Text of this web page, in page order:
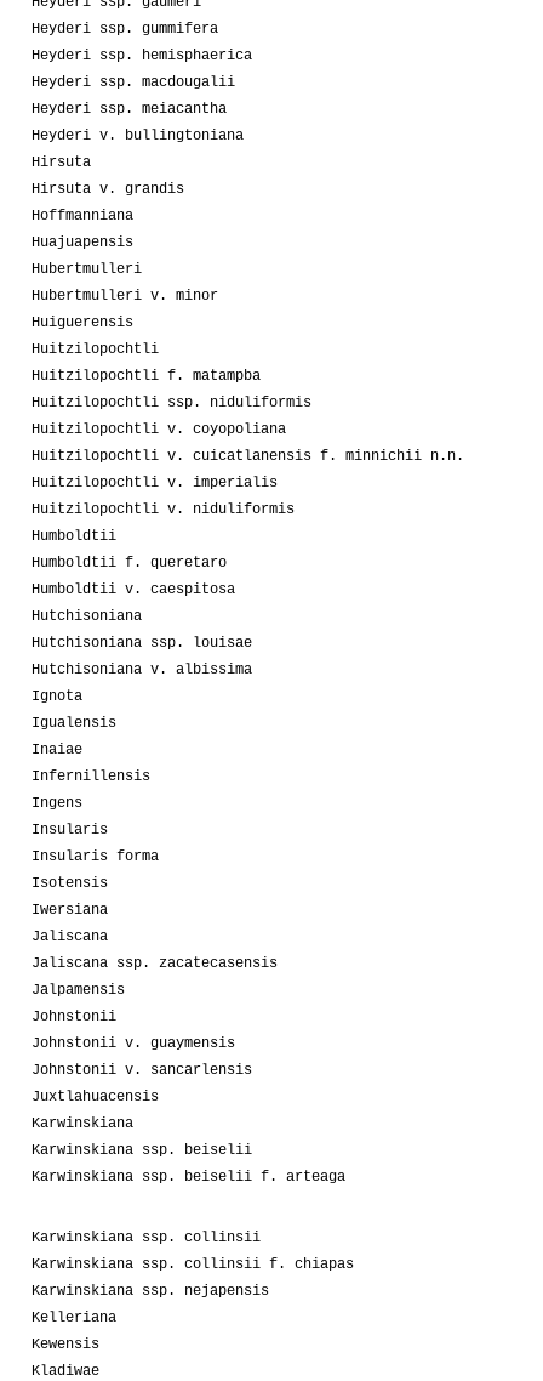
Heyderi ssp. gummifera
Heyderi ssp. hemisphaerica
Heyderi ssp. macdougalii
Heyderi ssp. meiacantha
Heyderi v. bullingtoniana
Hirsuta
Hirsuta v. grandis
Hoffmanniana
Huajuapensis
Hubertmulleri
Hubertmulleri v. minor
Huiguerensis
Huitzilopochtli
Huitzilopochtli f. matampba
Huitzilopochtli ssp. niduliformis
Huitzilopochtli v. coyopoliana
Huitzilopochtli v. cuicatlanensis f. minnichii n.n.
Huitzilopochtli v. imperialis
Huitzilopochtli v. niduliformis
Humboldtii
Humboldtii f. queretaro
Humboldtii v. caespitosa
Hutchisoniana
Hutchisoniana ssp. louisae
Hutchisoniana v. albissima
Ignota
Igualensis
Inaiae
Infernillensis
Ingens
Insularis
Insularis forma
Isotensis
Iwersiana
Jaliscana
Jaliscana ssp. zacatecasensis
Jalpamensis
Johnstonii
Johnstonii v. guaymensis
Johnstonii v. sancarlensis
Juxtlahuacensis
Karwinskiana
Karwinskiana ssp. beiselii
Karwinskiana ssp. beiselii f. arteaga
Karwinskiana ssp. collinsii
Karwinskiana ssp. collinsii f. chiapas
Karwinskiana ssp. nejapensis
Kelleriana
Kewensis
Kladiwae